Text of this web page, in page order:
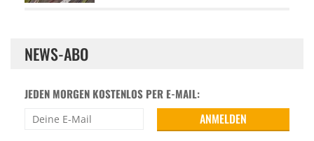
NEWS-ABO
JEDEN MORGEN KOSTENLOS PER E-MAIL: